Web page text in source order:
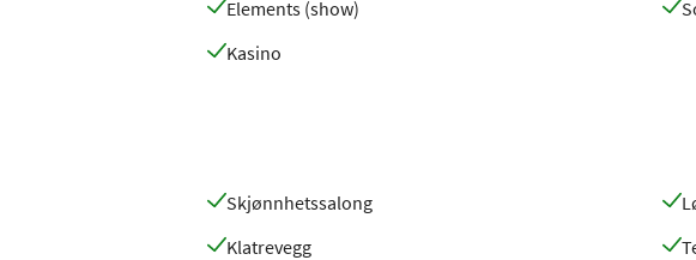
Elements (show)
Kasino
Skjønnhetssalong
Klatrevegg